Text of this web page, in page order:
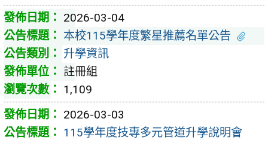
2026-03-04
本校115學年度繁星推薦名單公告
升學資訊
註冊組
1,109
2026-03-03
115學年度技專多元管道升學說明會